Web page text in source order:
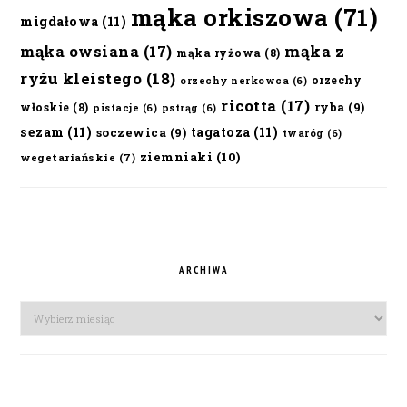
migdałowa (11) mąka orkiszowa (71)
mąka owsiana (17) mąka ryżowa (8) mąka z
ryżu kleistego (18) orzechy nerkowca (6) orzechy
włoskie (8) pistacje (6) pstrąg (6) ricotta (17) ryba (9)
sezam (11) soczewica (9) tagatoza (11) twaróg (6)
wegetariańskie (7) ziemniaki (10)
ARCHIWA
Archiwa